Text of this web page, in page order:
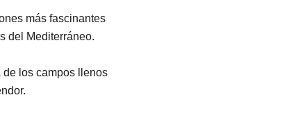
más fascinantes
del Mediterráneo.
de los campos llenos